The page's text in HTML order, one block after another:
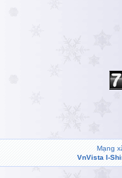
Mạng
VnVista I-